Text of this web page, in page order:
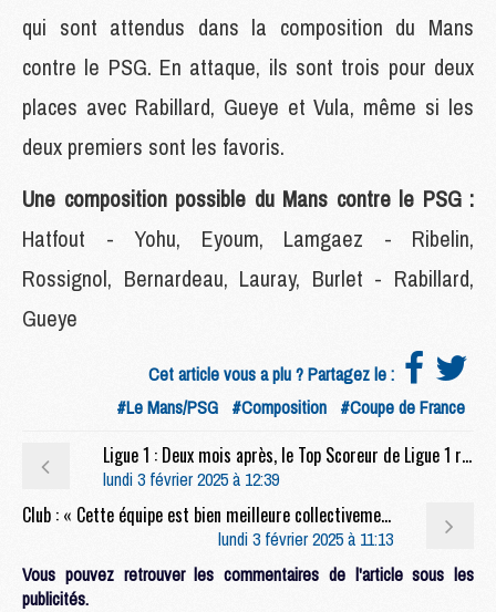
qui sont attendus dans la composition du Mans
contre le PSG. En attaque, ils sont trois pour deux
places avec Rabillard, Gueye et Vula, même si les
deux premiers sont les favoris.
Une composition possible du Mans contre le PSG :
Hatfout - Yohu, Eyoum, Lamgaez - Ribelin,
Rossignol, Bernardeau, Lauray, Burlet - Rabillard,
Gueye
Cet article vous a plu ? Partagez le :
#Le Mans/PSG #Composition #Coupe de France
Ligue 1 : Deux mois après, le Top Scoreur de Ligue 1 redevient Parisien
lundi 3 février 2025 à 12:39
Club : « Cette équipe est bien meilleure collectivement », Brest également impressionné par le PSG
lundi 3 février 2025 à 11:13
Vous pouvez retrouver les commentaires de l'article sous les
publicités.